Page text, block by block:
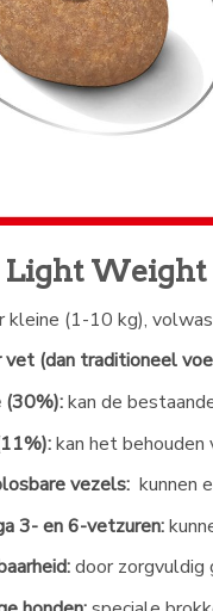
Light
kleine (1-10 kg),
(dan traditioneel
kan de
kan het
vezels:kunnen
3- en 6-vetzuren:
door